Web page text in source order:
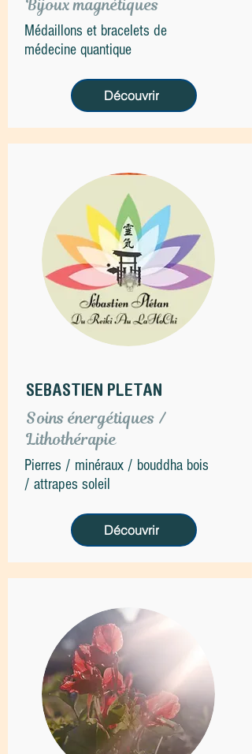
Bijoux magnétiques
Médaillons et bracelets de
médecine quantique
Découvrir
SEBASTIEN PLETAN
Soins énergétiques /
Lithothérapie
Pierres / minéraux / bouddha bois
/ attrapes soleil
Découvrir